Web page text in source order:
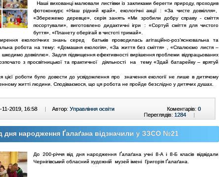
Наші вихованці малювали листівки із закликами берегти природу, проходив
фотоконкурс «Наш рідний край», екологічні акції : «За чисте довкілля»,
«Збережемо деревце», серія занять «Ми зробили добру справу - сміття
посортували», виготовлено дидактичні ігри : «Сортуй сміття для чистого
буття», «Планету оберігай в чистоті тримай».
екологічних знань серед батьків проводилась агітаційно-роз’яснювальна та
робота на тему: «Домашня екологія», «За життя без сміття» , «Спалюємо листя –
довкіллю». Задля підвищення ефективності вирішення проблеми відпрацьованих
з просвітницької та практичної діяльності на тему «Здай батарейку – врятуй
роботи було довести до усвідомлення про значення екології не лише в дитячому
житті людини. Сподіваємося, що ця робота не пройде безслідно у дитячих душах.
11-2019, 16:58 | Автор: Управління освіти Коментарів: 0
Переглядів: 1284 |
дня народження Ґалаґана відзначили у ЗЗСО №21
До 200-річчя від дня народження Ґалаґана учні 8-А і 8-Б класів відвідали
Чернігівський обласний художній музей імені Григорія Ґалаґана.